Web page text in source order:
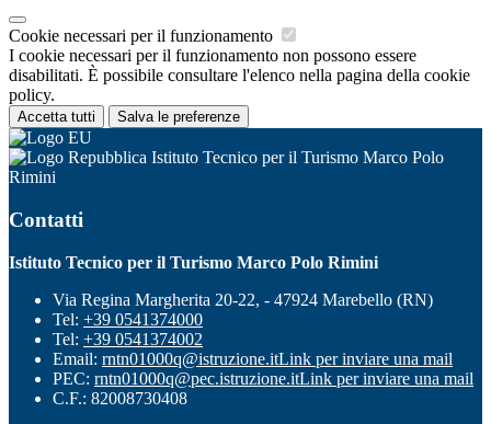
Cookie necessari per il funzionamento
I cookie necessari per il funzionamento non possono essere
disabilitati. È possibile consultare l'elenco nella pagina della cookie
policy.
Accetta tutti Salva le preferenze
Istituto Tecnico per il Turismo Marco Polo
Rimini
Contatti
Istituto Tecnico per il Turismo Marco Polo Rimini
Via Regina Margherita 20-22, - 47924 Marebello (RN)
Tel: +39 0541374000
Tel: +39 0541374002
Email: rntn01000q@istruzione.itLink per inviare una mail
PEC: rntn01000q@pec.istruzione.itLink per inviare una mail
C.F.: 82008730408